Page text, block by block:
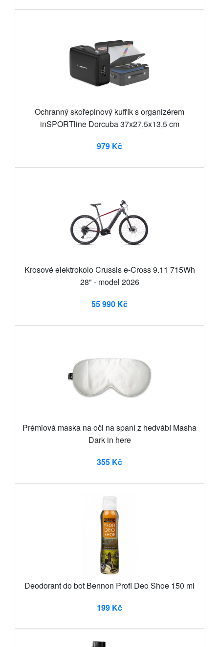
Ochranný skořepinový kufřík s organizérem
inSPORTline Dorcuba 37x27,5x13,5 cm
979 Kč
Krosové elektrokolo Crussis e-Cross 9.11 715Wh
28" - model 2026
55 990 Kč
Prémiová maska na oči na spaní z hedvábí Masha
Dark in here
355 Kč
Deodorant do bot Bennon Profi Deo Shoe 150 ml
199 Kč